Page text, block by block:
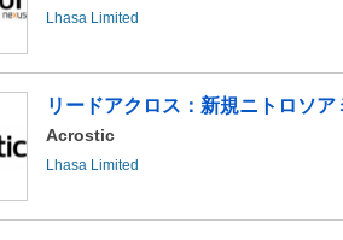
Lhasa Limited
リードアクロス：新規ニトロソ
Acrostic
Lhasa Limited